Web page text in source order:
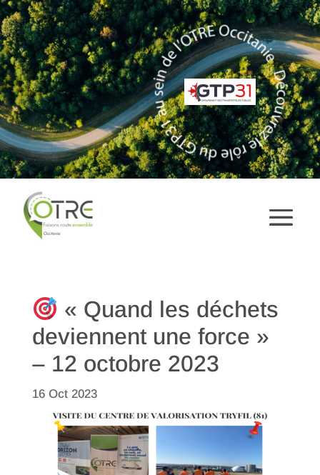
« Quand les déchets
deviennent une force »
– 12 octobre 2023
16 Oct 2023